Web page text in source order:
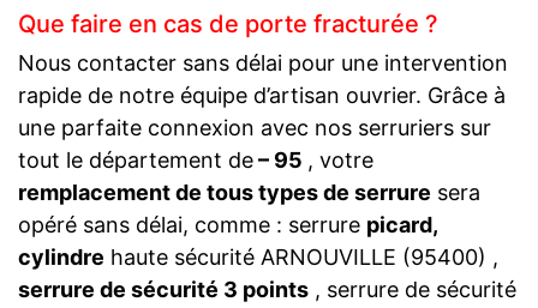
Que faire en cas de porte fracturée ?
Nous contacter sans délai pour une intervention
rapide de notre équipe d’artisan ouvrier. Grâce à
une parfaite connexion avec nos serruriers sur
tout le département de– 95 , votre
remplacement de tous types de serrure sera
opéré sans délai, comme : serrure picard,
cylindre haute sécurité ARNOUVILLE (95400) ,
serrure de sécurité 3 points , serrure de sécurité